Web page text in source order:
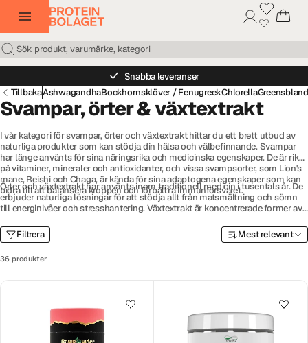
Snabba leveranser
TillbakaAshwagandhaBockhornsklöver / FenugreekChlorella
Svampar, örter & växtextrakt
I vår kategori för svampar, örter och växtextrakt hittar du ett brett utbud av
naturliga produkter som kan stödja din hälsa och välbefinnande. Svampar
har länge använts för sina näringsrika och medicinska egenskaper. De är rika
på vitaminer, mineraler och antioxidanter, och vissa svampsorter, som Lion's
mane, Reishi och Chaga, är kända för sina adaptogena egenskaper som kan
bidra till att balansera kroppen och förbättra immunförsvaret.
Örter och växtextrakt har använts inom traditionell medicin i tusentals år. De
erbjuder naturliga lösningar för att stödja allt från matsmältning och sömn
till energinivåer och stresshantering. Växtextrakt är koncentrerade former av
hälsoändamål.
Filtrera
36 produkter
Mest relevant